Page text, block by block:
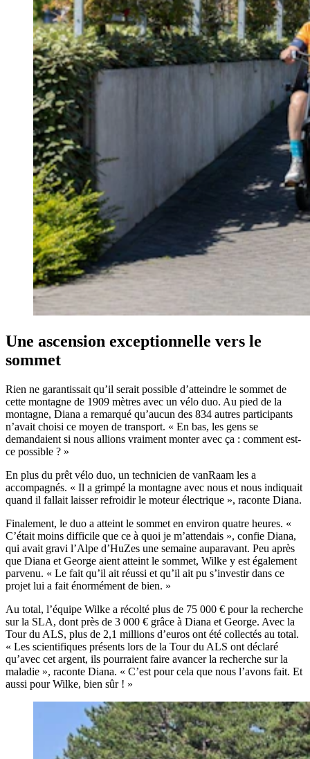
Une ascension exceptionnelle vers le
sommet
Rien ne garantissait qu’il serait possible d’atteindre le sommet de
cette montagne de 1909 mètres avec un vélo duo. Au pied de la
montagne, Diana a remarqué qu’aucun des 834 autres participants
n’avait choisi ce moyen de transport. « En bas, les gens se
demandaient si nous allions vraiment monter avec ça : comment est-
ce possible ? »
En plus du prêt vélo duo, un technicien de vanRaam les a
accompagnés. « Il a grimpé la montagne avec nous et nous indiquait
quand il fallait laisser refroidir le moteur électrique », raconte Diana.
Finalement, le duo a atteint le sommet en environ quatre heures. «
C’était moins difficile que ce à quoi je m’attendais », confie Diana,
qui avait gravi l’Alpe d’HuZes une semaine auparavant. Peu après
que Diana et George aient atteint le sommet, Wilke y est également
parvenu. « Le fait qu’il ait réussi et qu’il ait pu s’investir dans ce
projet lui a fait énormément de bien. »
Au total, l’équipe Wilke a récolté plus de 75 000 € pour la recherche
sur la SLA, dont près de 3 000 € grâce à Diana et George. Avec la
Tour du ALS, plus de 2,1 millions d’euros ont été collectés au total.
« Les scientifiques présents lors de la Tour du ALS ont déclaré
qu’avec cet argent, ils pourraient faire avancer la recherche sur la
maladie », raconte Diana. « C’est pour cela que nous l’avons fait. Et
aussi pour Wilke, bien sûr ! »